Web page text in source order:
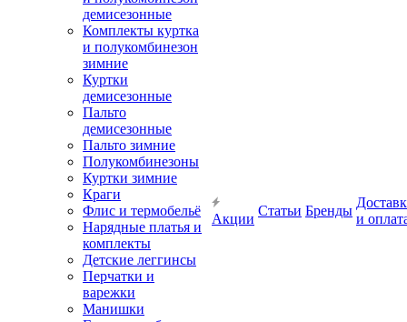
демисезонные
Комплекты куртка
и полукомбинезон
зимние
Куртки
демисезонные
Пальто
демисезонные
Пальто зимние
Полукомбинезоны
Куртки зимние
Краги
Флис и термобельё
Нарядные платья и
комплекты
Детские леггинсы
Перчатки и
варежки
Манишки
Акции
Статьи Бренды
и